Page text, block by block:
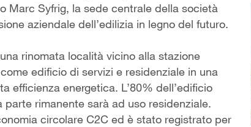
Marc Syfrig, la sede centrale della società
aziendale dell’edilizia in legno del futuro.
rinomata località vicino alla stazione
edificio di servizi e residenziale in una
efficienza energetica. L’80% dell’edificio
rimanente sarà ad uso residenziale.
circolare C2C ed è stato registrato per